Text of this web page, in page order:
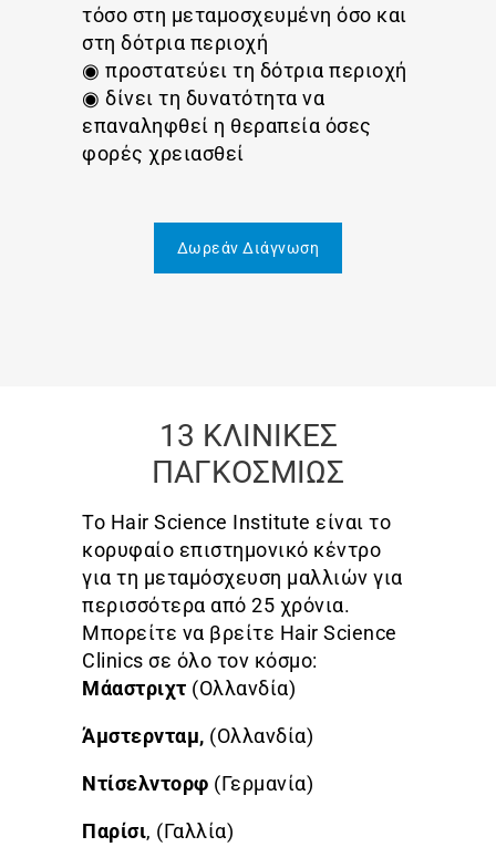
τόσο στη μεταμοσχευμένη όσο και
στη δότρια περιοχή
◉ προστατεύει τη δότρια περιοχή
◉ δίνει τη δυνατότητα να
επαναληφθεί η θεραπεία όσες
φορές χρειασθεί
Δωρεάν Διάγνωση
13 ΚΛΙΝΙΚΕΣ
ΠΑΓΚΟΣΜΙΩΣ
Το Hair Science Institute είναι το
κορυφαίο επιστημονικό κέντρο
για τη μεταμόσχευση μαλλιών για
περισσότερα από 25 χρόνια.
Μπορείτε να βρείτε Hair Science
Clinics σε όλο τον κόσμο:
Μάαστριχτ (Ολλανδία)
Άμστερνταμ, (Ολλανδία)
Ντίσελντορφ (Γερμανία)
Παρίσι, (Γαλλία)